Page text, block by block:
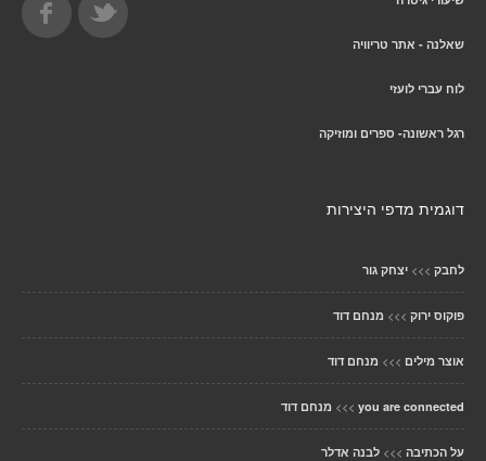
שאלנה - אתר טריוויה
לוח עברי לועזי
רגל ראשונה- ספרים ומוזיקה
דוגמית מדפי היצירות
לחבק >>> יצחק גור
פוקוס ירוק >>> מנחם דוד
אוצר מילים >>> מנחם דוד
you are connected
>>> מנחם דוד
על הכתיבה >>> לבנה אדלר